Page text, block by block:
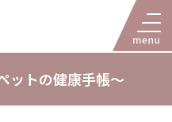
ットの健康手帳〜